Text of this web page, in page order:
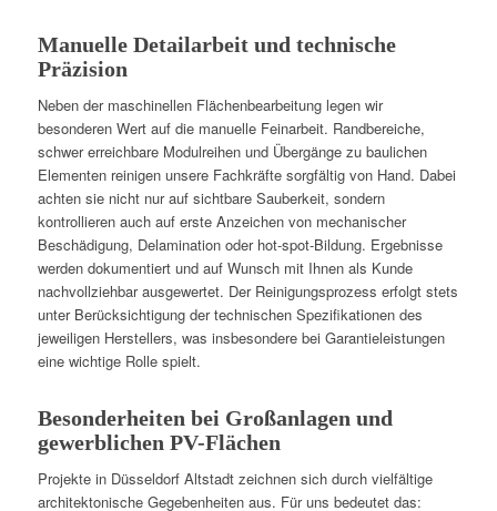
Manuelle Detailarbeit und technische
Präzision
Neben der maschinellen Flächenbearbeitung legen wir
besonderen Wert auf die manuelle Feinarbeit. Randbereiche,
schwer erreichbare Modulreihen und Übergänge zu baulichen
Elementen reinigen unsere Fachkräfte sorgfältig von Hand. Dabei
achten sie nicht nur auf sichtbare Sauberkeit, sondern
kontrollieren auch auf erste Anzeichen von mechanischer
Beschädigung, Delamination oder hot-spot-Bildung. Ergebnisse
werden dokumentiert und auf Wunsch mit Ihnen als Kunde
nachvollziehbar ausgewertet. Der Reinigungsprozess erfolgt stets
unter Berücksichtigung der technischen Spezifikationen des
jeweiligen Herstellers, was insbesondere bei Garantieleistungen
eine wichtige Rolle spielt.
Besonderheiten bei Großanlagen und
gewerblichen PV-Flächen
Projekte in Düsseldorf Altstadt zeichnen sich durch vielfältige
architektonische Gegebenheiten aus. Für uns bedeutet das: